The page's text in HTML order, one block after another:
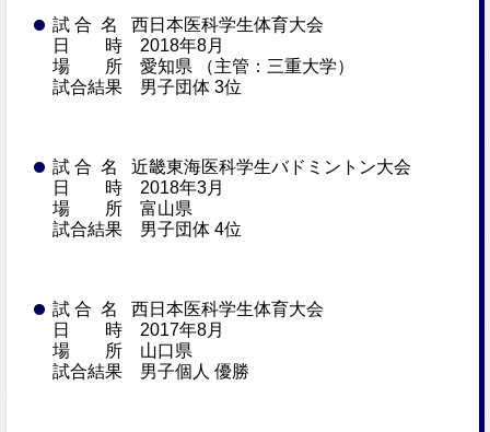
試 合 名 西日本医科学生体育大会
日 時 2018年8月
場 所 愛知県 （主管：三重大学）
試合結果 男子団体 3位
試 合 名 近畿東海医科学生バドミントン大会
日 時 2018年3月
場 所 富山県
試合結果 男子団体 4位
試 合 名 西日本医科学生体育大会
日 時 2017年8月
場 所 山口県
試合結果 男子個人 優勝